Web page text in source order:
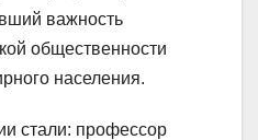
важность
общественности
населения.
стали: профессор